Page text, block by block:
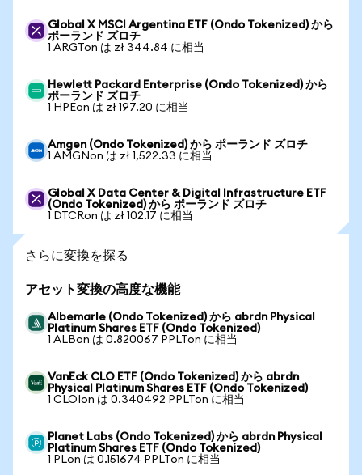
Global X MSCI Argentina ETF (Ondo Tokenized) から
ポーランド ズロチ
1 ARGTon は zł 344.84 に相当
Hewlett Packard Enterprise (Ondo Tokenized) から
ポーランド ズロチ
1 HPEon は zł 197.20 に相当
Amgen (Ondo Tokenized) から ポーランド ズロチ
1 AMGNon は zł 1,522.33 に相当
Global X Data Center & Digital Infrastructure ETF
(Ondo Tokenized) から ポーランド ズロチ
1 DTCRon は zł 102.17 に相当
さらに変換を探る
アセット変換の高度な機能
Albemarle (Ondo Tokenized) から abrdn Physical
Platinum Shares ETF (Ondo Tokenized)
1 ALBon は 0.820067 PPLTon に相当
VanEck CLO ETF (Ondo Tokenized) から abrdn
Physical Platinum Shares ETF (Ondo Tokenized)
1 CLOIon は 0.340492 PPLTon に相当
Planet Labs (Ondo Tokenized) から abrdn Physical
Platinum Shares ETF (Ondo Tokenized)
1 PLon は 0.151674 PPLTon に相当